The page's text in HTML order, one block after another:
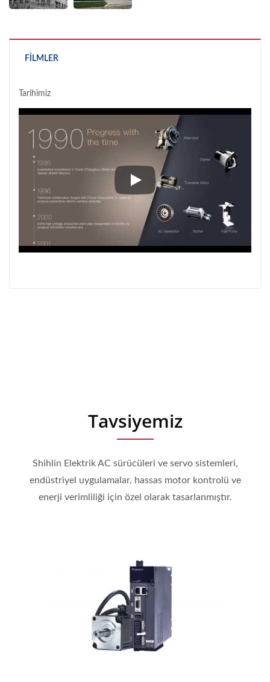
FILMLER
Tarihimiz
Tarihimiz
Tavsiyemiz
Shihlin Elektrik AC sürücüleri ve servo sistemleri,
endüstriyel uygulamalar, hassas motor kontrolü ve
enerji verimliliği için özel olarak tasarlanmıştır.